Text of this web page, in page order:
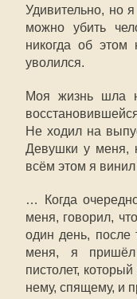
Удивительно, но
можно убить
никогда об
уволился.
Моя жизнь шла
Не ходил на
Девушки у меня,
всём этом я винил
… Когда
меня, говорил,
один день, после
меня, я пришёл
пистолет,
нему, спящему, и